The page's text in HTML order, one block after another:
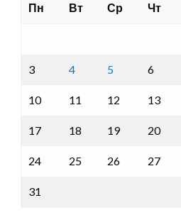
Пн Вт Ср Чт
3 4 5 6
10 11 12 13
17 18 19 20
24 25 26 27
31